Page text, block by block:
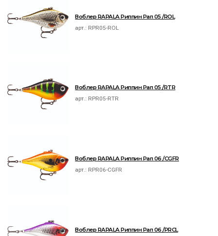
Воблер RAPALA Риппин Рап 05 /ROL
арт.: RPR05-ROL
Воблер RAPALA Риппин Рап 05 /RTR
арт.: RPR05-RTR
Воблер RAPALA Риппин Рап 06 /CGFR
арт.: RPR06-CGFR
Воблер RAPALA Риппин Рап 06 /PRCL